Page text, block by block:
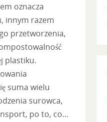
oznacza
innym razem
przetworzenia,
plastiku.
suma wielu
surowca,
po to, co…